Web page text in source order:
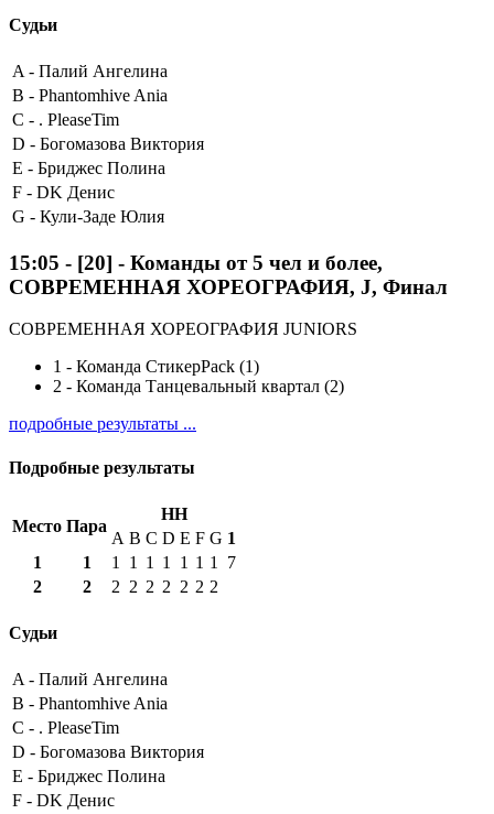
Судьи
A - Палий Ангелина
B - Phantomhive Ania
C - . PleaseTim
D - Богомазова Виктория
E - Бриджес Полина
F - DK Денис
G - Кули-Заде Юлия
15:05 - [20] - Команды от 5 чел и более,
СОВРЕМЕННАЯ ХОРЕОГРАФИЯ, J, Финал
СОВРЕМЕННАЯ ХОРЕОГРАФИЯ JUNIORS
1 - Команда СтикерPack (1)
2 - Команда Танцевальный квартал (2)
подробные результаты ...
Подробные результаты
Место Пара
HH
A B C D E F G 1
1
1 1 1 1 1 1 1 1
7
2
2 2 2 2 2 2 2 2
Судьи
A - Палий Ангелина
B - Phantomhive Ania
C - . PleaseTim
D - Богомазова Виктория
E - Бриджес Полина
F - DK Денис